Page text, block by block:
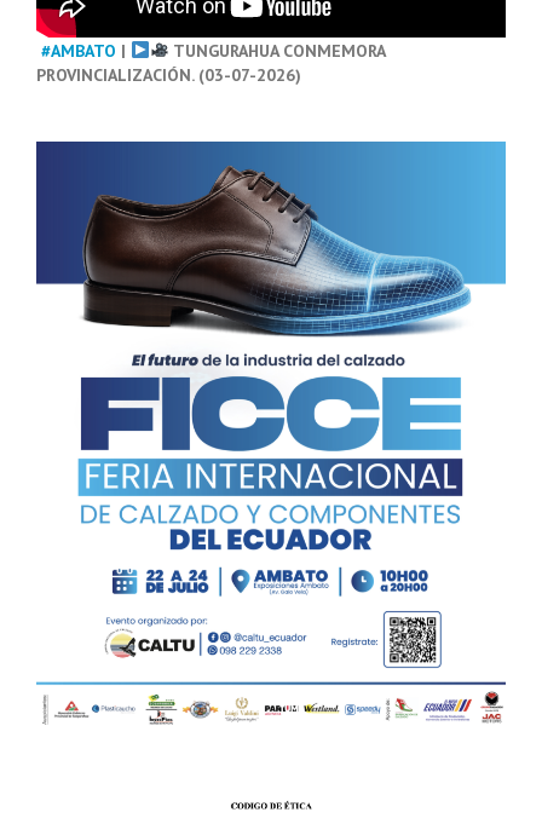
#AMBATO |
TUNGURAHUA CONMEMORA
PROVINCIALIZACIÓN. (03-07-2026)